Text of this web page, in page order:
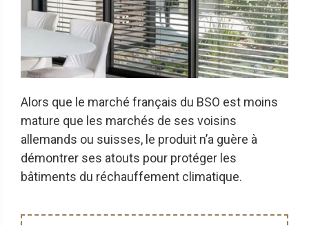
Alors que le marché français du BSO est moins
mature que les marchés de ses voisins
allemands ou suisses, le produit n’a guère à
démontrer ses atouts pour protéger les
bâtiments du réchauffement climatique.